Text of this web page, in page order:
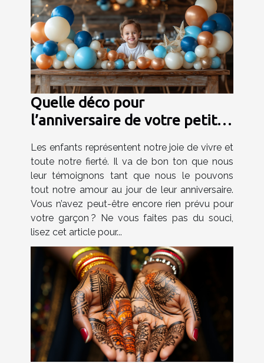
Quelle déco pour
l’anniversaire de votre petit
Les enfants représentent notre joie de vivre et
toute notre fierté. Il va de bon ton que nous
leur témoignons tant que nous le pouvons
tout notre amour au jour de leur anniversaire.
Vous n’avez peut-être encore rien prévu pour
votre garçon ? Ne vous faites pas du souci,
lisez cet article pour...